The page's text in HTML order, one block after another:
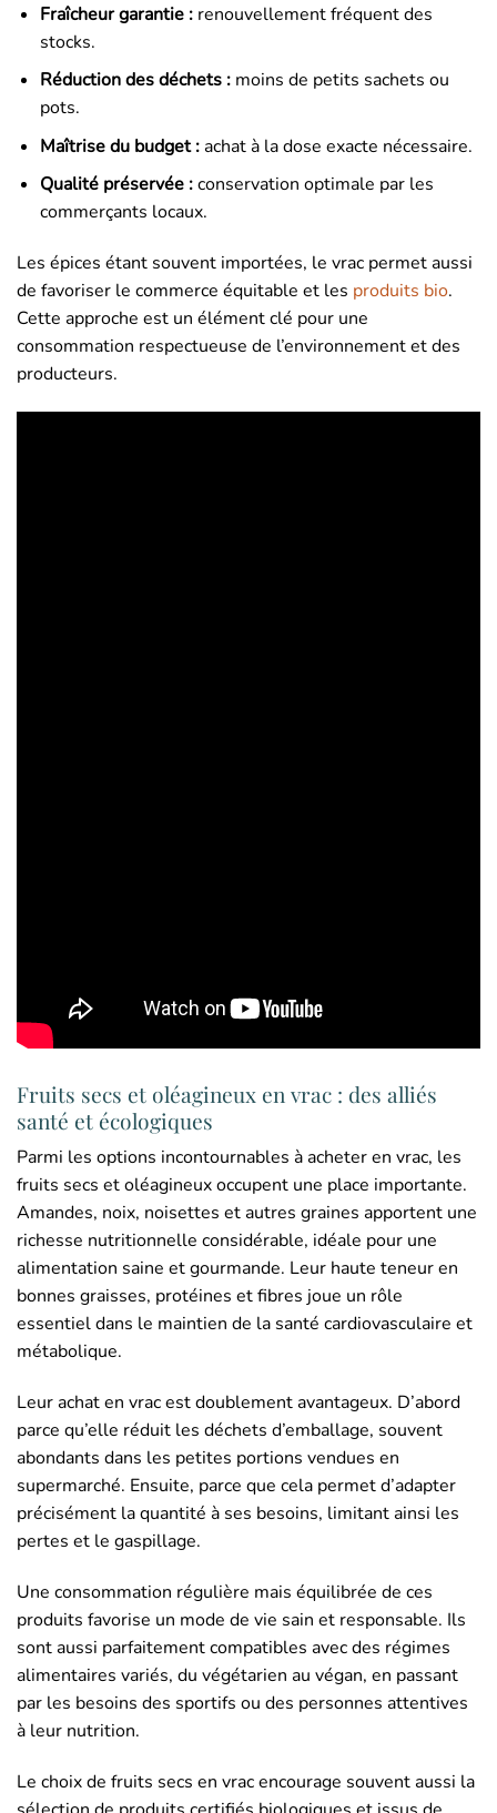
Fraîcheur garantie :renouvellement fréquent des
stocks.
Réduction des déchets :moins de petits sachets ou
pots.
Maîtrise du budget :achat à la dose exacte nécessaire.
Qualité préservée :conservation optimale par les
commerçants locaux.
Les épices étant souvent importées, le vrac permet aussi
de favoriser le commerce équitable et les produits bio.
Cette approche est un élément clé pour une
consommation respectueuse de l’environnement et des
producteurs.
Fruits secs et oléagineux en vrac : des alliés
santé et écologiques
Parmi les options incontournables à acheter en vrac, les
fruits secs et oléagineux occupent une place importante.
Amandes, noix, noisettes et autres graines apportent une
richesse nutritionnelle considérable, idéale pour une
alimentation saine et gourmande. Leur haute teneur en
bonnes graisses, protéines et fibres joue un rôle
essentiel dans le maintien de la santé cardiovasculaire et
métabolique.
Leur achat en vrac est doublement avantageux. D’abord
parce qu’elle réduit les déchets d’emballage, souvent
abondants dans les petites portions vendues en
supermarché. Ensuite, parce que cela permet d’adapter
précisément la quantité à ses besoins, limitant ainsi les
pertes et le gaspillage.
Une consommation régulière mais équilibrée de ces
produits favorise un mode de vie sain et responsable. Ils
sont aussi parfaitement compatibles avec des régimes
alimentaires variés, du végétarien au végan, en passant
par les besoins des sportifs ou des personnes attentives
à leur nutrition.
Le choix de fruits secs en vrac encourage souvent aussi la